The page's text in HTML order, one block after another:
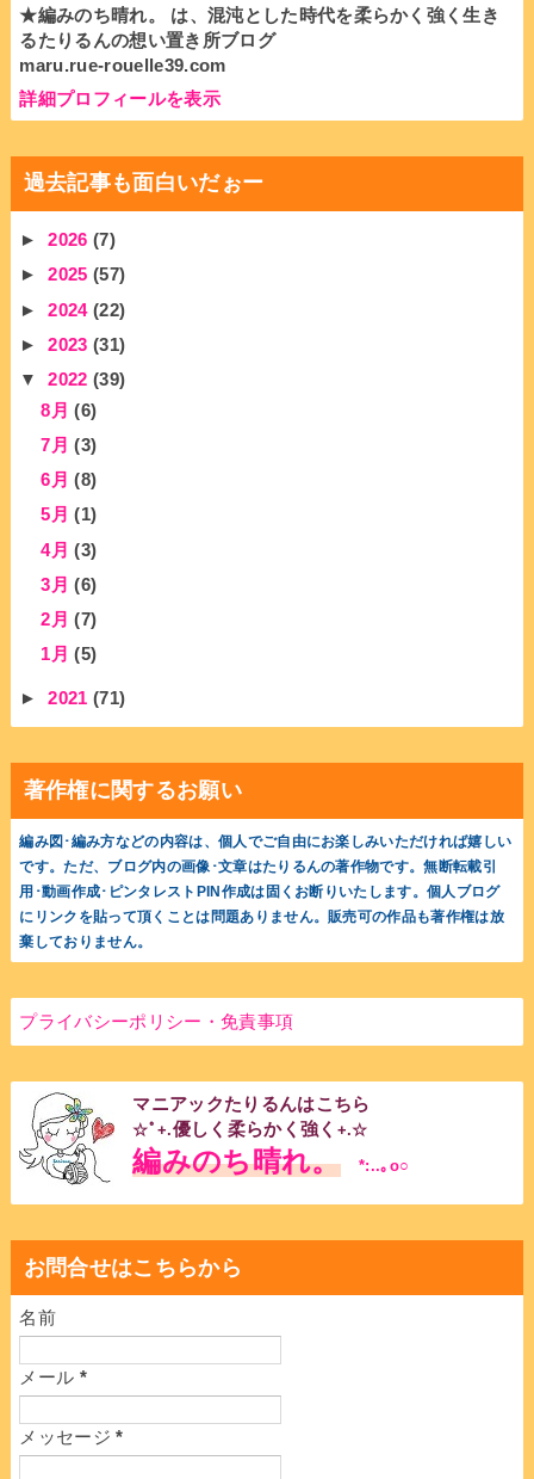
★編みのち晴れ。 は、混沌とした時代を柔らかく強く生き
るたりるんの想い置き所ブログ
maru.rue-rouelle39.com
詳細プロフィールを表示
過去記事も面白いだぉー
►2026(7)
►2025(57)
►2024(22)
►2023(31)
▼2022(39)
8月(6)
7月(3)
6月(8)
5月(1)
4月(3)
3月(6)
2月(7)
1月(5)
►2021(71)
著作権に関するお願い
編み図･編み方などの内容は、個人でご自由にお楽しみいただければ嬉しい
です。ただ、ブログ内の画像･文章はたりるんの著作物です。無断転載引
用･動画作成･ピンタレストPIN作成は固くお断りいたします。個人ブログ
にリンクを貼って頂くことは問題ありません。販売可の作品も著作権は放
棄しておりません。
プライバシーポリシー・免責事項
マニアックたりるんはこちら
☆ﾟ+.優しく柔らかく強く +.☆
編みのち晴れ。 *:..｡o○
お問合せはこちらから
名前
メール *
メッセージ*